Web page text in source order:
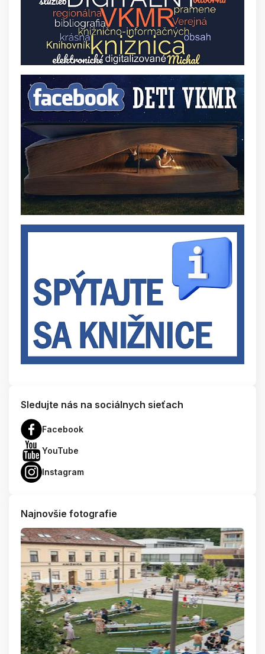
Sledujte nás na sociálnych sieťach
Facebook
YouTube
Instagram
Najnovšie fotografie